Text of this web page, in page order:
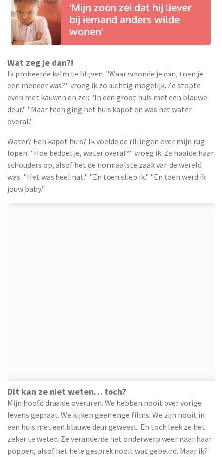
‘Mijn zoon zei dat hij liever
bij iemand anders wilde
wonen’
Wat zeg je dan?!
Ik probeerde kalm te blijven. "Waar woonde je dan, toen je
een meneer was?" vroeg ik zo luchtig mogelijk. Ze stopte
even met kauwen en zei: "In een groot huis met een blauwe
deur." "Maar toen ging het huis kapot en was het water
overal."
Water? Een kapot huis? Ik voelde de rillingen over mijn rug
lopen. "Hoe bedoel je, water overal?" vroeg ik. Ze haalde haar
schouders op, alsof het de normaalste zaak van de wereld
was. "Het was heel nat." "En toen sliep ik." "En toen werd ik
jouw baby."
Dit kan ze niet weten… toch?
Mijn hoofd draaide overuren. We hebben nooit over vorige
levens gepraat. We kijken geen enge films. We zijn nooit in
een huis met een blauwe deur geweest. En toch leek ze het
zeker te weten. Ze veranderde het onderwerp weer naar haar
poppen, alsof het hele gesprek nooit was gebeurd. Maar ik?